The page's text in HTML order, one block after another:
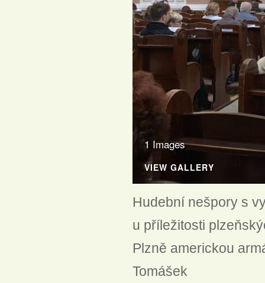
1 Images
VIEW GALLERY
Hudební nešpory s
u příležitosti
Plzně americkou
Tomášek